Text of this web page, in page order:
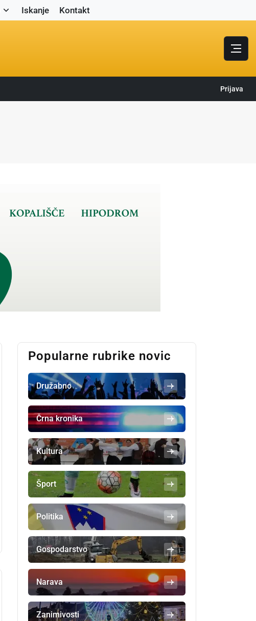
Iskanje Kontakt
Prijava
Popularne rubrike novic
Družabno
Črna kronika
Kultura
Šport
Politika
Gospodarstvo
Narava
Zanimivosti